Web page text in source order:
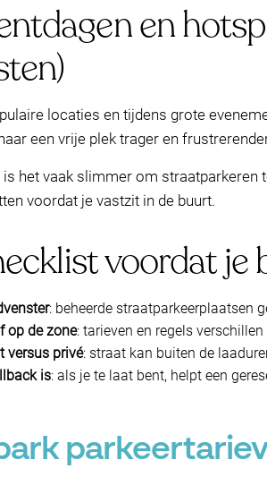
en
locaties en tijdens grote
een vrije plek trager en
het vaak slimmer om
voordat je vastzit in de buurt.
voordat je
: beheerde straatparkeerplaatsen
op de zone: tarieven en regels
versus privé: straat kan buiten de
is: als je te laat bent, helpt een